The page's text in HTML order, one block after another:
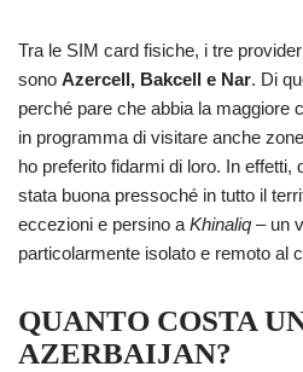
Tra le SIM card fisiche, i tre
sono Azercell, Bakcell e Nar. Di
perché pare che abbia la maggiore
in programma di visitare anche
ho preferito fidarmi di loro. In effetti,
stata buona pressoché in tutto il
eccezioni e persino a Khinaliq – un
particolarmente isolato e remoto al
QUANTO COSTA
AZERBAIJAN?